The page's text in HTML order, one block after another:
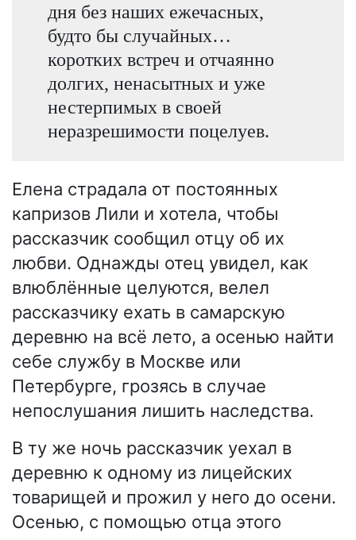
дня без наших ежечасных,
будто бы случайных…
коротких встреч и отчаянно
долгих, ненасытных и уже
нестерпимых в своей
неразрешимости поцелуев.
Елена страдала от постоянных
капризов Лили и хотела, чтобы
рассказчик сообщил отцу об их
любви. Однажды отец увидел, как
влюблённые целуются, велел
рассказчику ехать в самарскую
деревню на всё лето, а осенью найти
себе службу в Москве или
Петербурге, грозясь в случае
непослушания лишить наследства.
В ту же ночь рассказчик уехал в
деревню к одному из лицейских
товарищей и прожил у него до осени.
Осенью, с помощью отца этого